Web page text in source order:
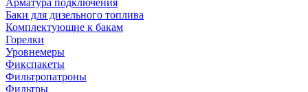
Баки для дизельного топлива
Комплектующие к бакам
Горелки
Уровнемеры
Фикспакеты
Фильтропатроны
Фильтры